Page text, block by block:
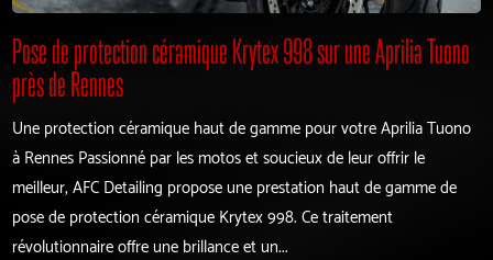
Pose de protection céramique Krytex 998 sur une Aprilia Tuono
près de Rennes
Une protection céramique haut de gamme pour votre Aprilia Tuono
à Rennes Passionné par les motos et soucieux de leur offrir le
meilleur, AFC Detailing propose une prestation haut de gamme de
pose de protection céramique Krytex 998. Ce traitement
révolutionnaire offre une brillance et un...